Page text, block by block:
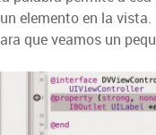
elemento en la vista.
que veamos un